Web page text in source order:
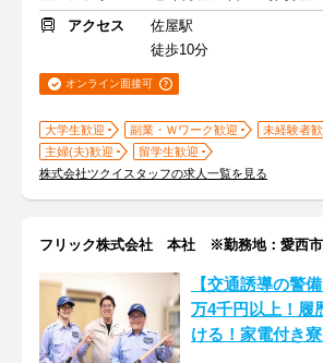
アクセス
佐屋駅
徒歩10分
オンライン面接可
大学生歓迎 副業・Ｗワーク歓迎
未経験者
主婦(夫)歓迎
留学生歓迎
株式会社ツクイスタッフの求人一覧を見る
フリック株式会社 本社 ※勤務地：愛西市
【交通誘導の警
万4千円以上！
ける！家電付き